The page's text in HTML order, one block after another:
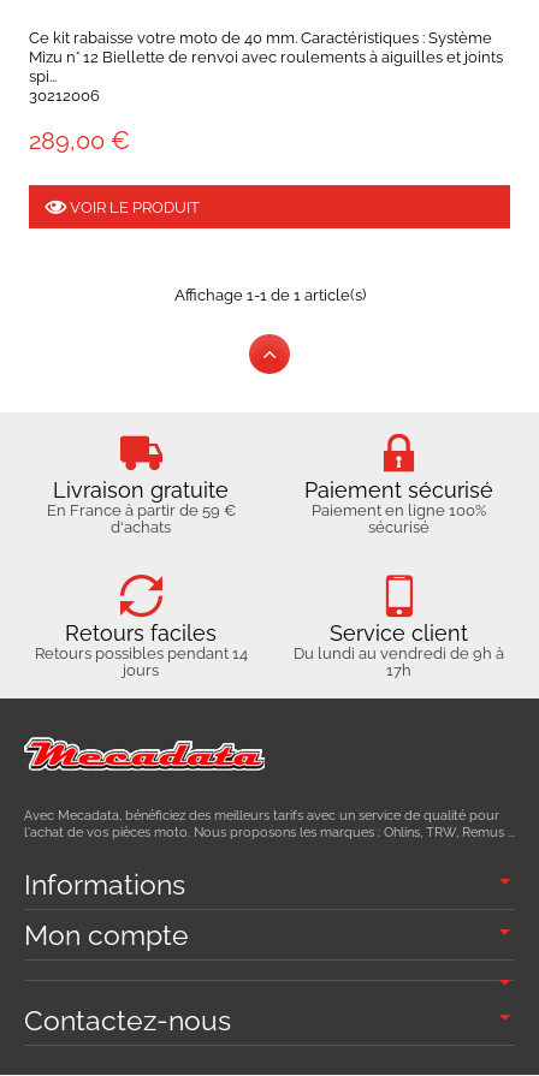
Ce kit rabaisse votre moto de 40 mm. Caractéristiques : Système
Mizu n° 12 Biellette de renvoi avec roulements à aiguilles et joints
spi...
30212006
289,00 €
VOIR LE PRODUIT
Affichage 1-1 de 1 article(s)
Livraison gratuite
En France à partir de 59 €
d'achats
Paiement sécurisé
Paiement en ligne 100%
sécurisé
Retours faciles
Retours possibles pendant 14
jours
Service client
Du lundi au vendredi de 9h à
17h
Avec Mecadata, bénéficiez des meilleurs tarifs avec un service de qualité pour
l'achat de vos pièces moto. Nous proposons les marques : Ohlins, TRW, Remus ...
Informations
Mon compte
Contactez-nous